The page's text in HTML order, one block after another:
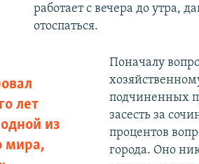
работает с вечера до утра,
отоспаться.
лет
из
мира,
Поначалу
подчиненных
засесть за
процентов
города. Оно